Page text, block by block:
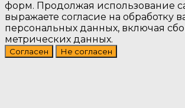
форм. Продолжая использование
выражаете согласие на обработку
персональных данных, включая
метрических данных.
Согласен Не согласен